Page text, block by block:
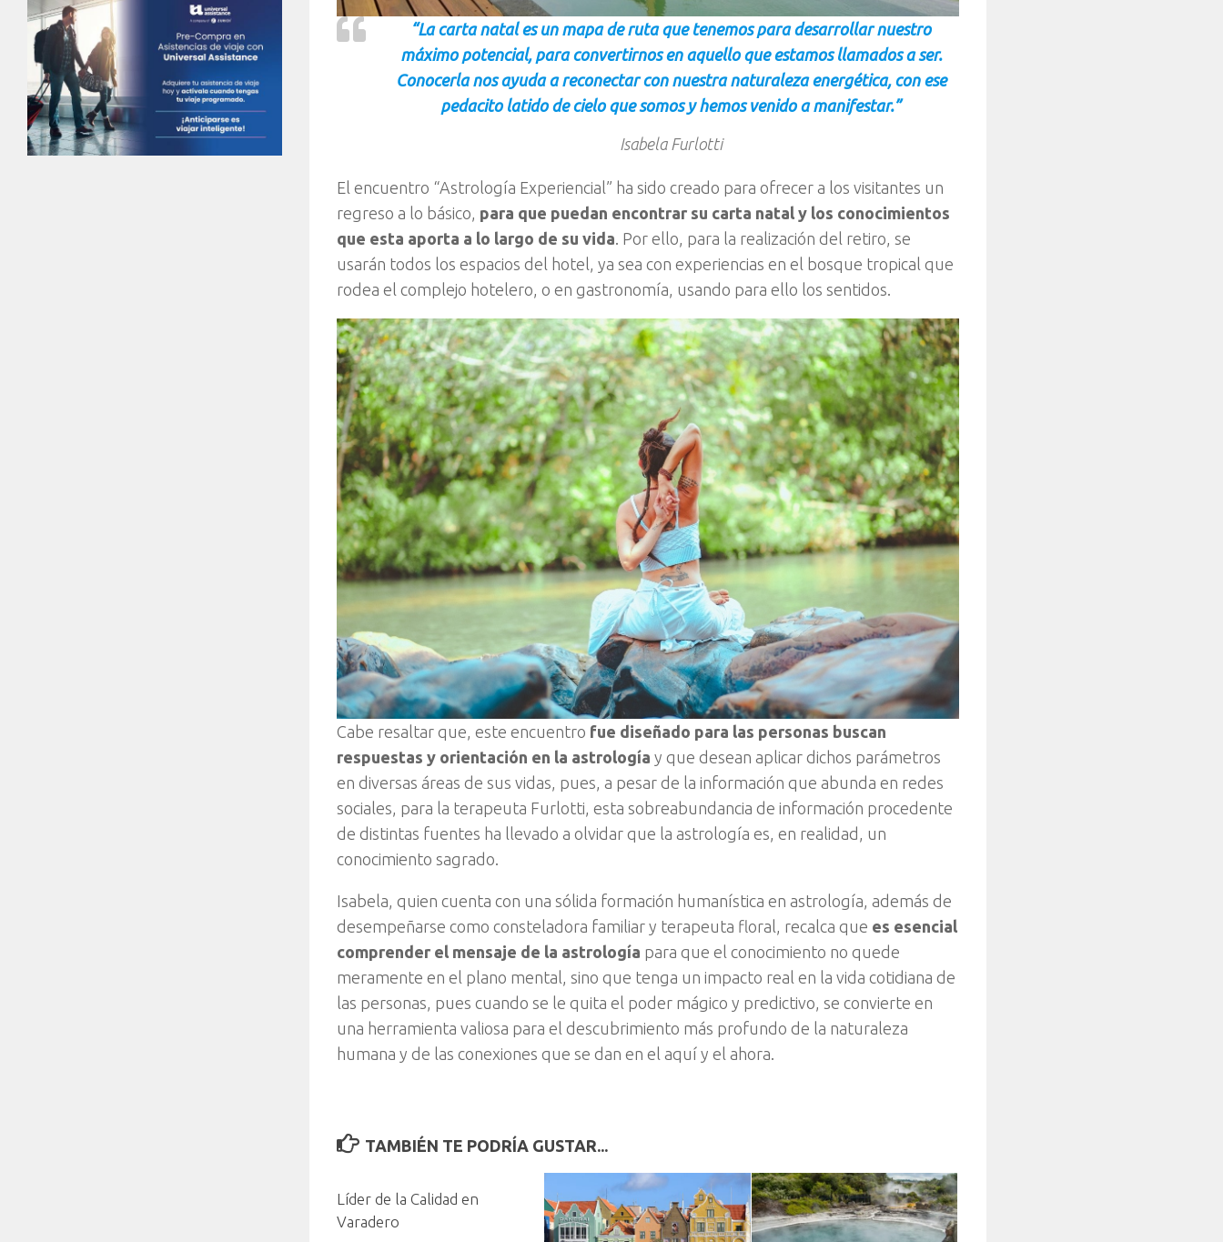
“La carta natal es un mapa de ruta que tenemos para desarrollar nuestro
máximo potencial, para convertirnos en aquello que estamos llamados a ser.
Conocerla nos ayuda a reconectar con nuestra naturaleza energética, con ese
pedacito latido de cielo que somos y hemos venido a manifestar.”
Isabela Furlotti
El encuentro “Astrología Experiencial” ha sido creado para ofrecer a los visitantes un
regreso a lo básico, para que puedan encontrar su carta natal y los conocimientos
que esta aporta a lo largo de su vida . Por ello, para la realización del retiro, se
usarán todos los espacios del hotel, ya sea con experiencias en el bosque tropical que
rodea el complejo hotelero, o en gastronomía, usando para ello los sentidos.
Cabe resaltar que, este encuentro fue diseñado para las personas buscan
respuestas y orientación en la astrología y que desean aplicar dichos parámetros
en diversas áreas de sus vidas, pues, a pesar de la información que abunda en redes
sociales, para la terapeuta Furlotti, esta sobreabundancia de información procedente
de distintas fuentes ha llevado a olvidar que la astrología es, en realidad, un
conocimiento sagrado.
Isabela, quien cuenta con una sólida formación humanística en astrología, además de
desempeñarse como consteladora familiar y terapeuta floral, recalca que es esencial
comprender el mensaje de la astrología para que el conocimiento no quede
meramente en el plano mental, sino que tenga un impacto real en la vida cotidiana de
las personas, pues cuando se le quita el poder mágico y predictivo, se convierte en
una herramienta valiosa para el descubrimiento más profundo de la naturaleza
humana y de las conexiones que se dan en el aquí y el ahora.
TAMBIÉN TE PODRÍA GUSTAR...
Líder de la Calidad en
Varadero